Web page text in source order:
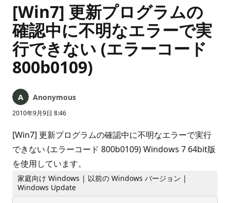
[Win7] 更新プログラムの
確認中に不明なエラーで実
行できない (エラーコード
800b0109)
Anonymous
2010年9月9日 8:46
[Win7] 更新プログラムの確認中に不明なエラーで実行
できない (エラーコード 800b0109) Windows 7 64bit版
を使用しています。
家庭向け Windows | 以前の Windows バージョン |
Windows Update